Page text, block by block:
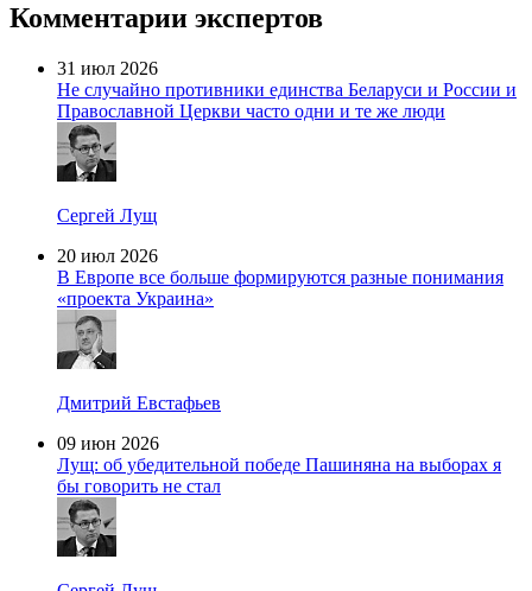
Комментарии экспертов
31 июл 2026
Не случайно противники единства Беларуси и России и
Православной Церкви часто одни и те же люди
Сергей Лущ
20 июл 2026
В Европе все больше формируются разные понимания
«проекта Украина»
Дмитрий Евстафьев
09 июн 2026
Лущ: об убедительной победе Пашиняна на выборах я
бы говорить не стал